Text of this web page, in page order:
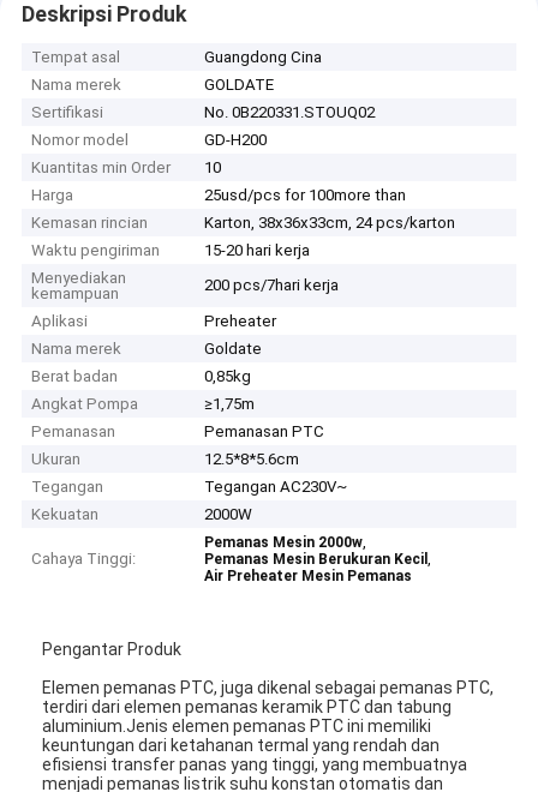
Deskripsi Produk
Tempat asal
Guangdong Cina
Nama merek
GOLDATE
Sertifikasi
No. 0B220331.STOUQ02
Nomor model
GD-H200
Kuantitas min Order
10
Harga
25usd/pcs for 100more than
Kemasan rincian
Karton, 38x36x33cm, 24 pcs/karton
Waktu pengiriman
15-20 hari kerja
Menyediakan
kemampuan
200 pcs/7hari kerja
Aplikasi
Preheater
Nama merek
Goldate
Berat badan
0,85kg
Angkat Pompa
≥1,75m
Pemanasan
Pemanasan PTC
Ukuran
12.5*8*5.6cm
Tegangan
Tegangan AC230V~
Kekuatan
2000W
Cahaya Tinggi:
Pemanas Mesin 2000w,
Pemanas Mesin Berukuran Kecil,
Air Preheater Mesin Pemanas
Pengantar Produk
Elemen pemanas PTC, juga dikenal sebagai pemanas PTC,
terdiri dari elemen pemanas keramik PTC dan tabung
aluminium.Jenis elemen pemanas PTC ini memiliki
keuntungan dari ketahanan termal yang rendah dan
efisiensi transfer panas yang tinggi, yang membuatnya
menjadi pemanas listrik suhu konstan otomatis dan